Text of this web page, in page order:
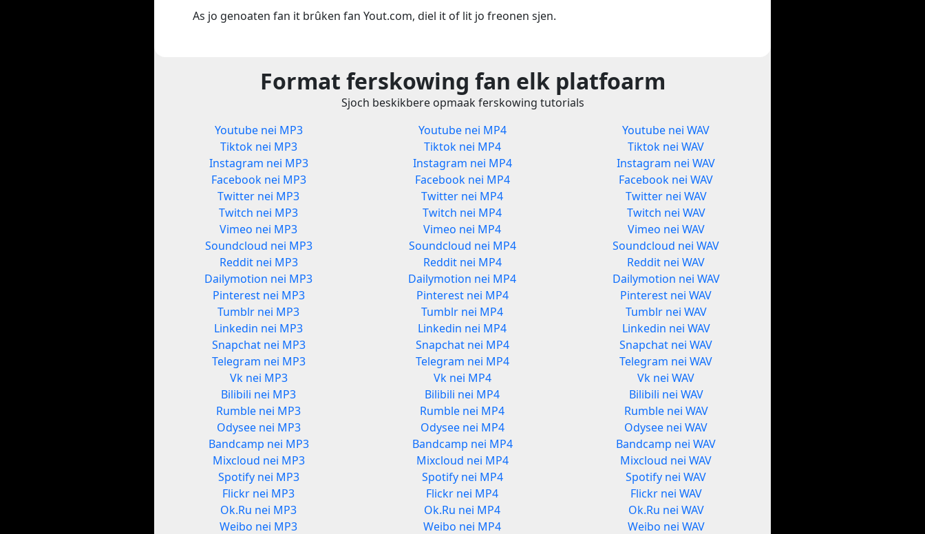
As jo genoaten fan it brûken fan Yout.com, diel it of lit jo freonen sjen.
Format ferskowing fan elk platfoarm
Sjoch beskikbere opmaak ferskowing tutorials
Youtube nei MP3
Tiktok nei MP3
Instagram nei MP3
Facebook nei MP3
Twitter nei MP3
Twitch nei MP3
Vimeo nei MP3
Soundcloud nei MP3
Reddit nei MP3
Dailymotion nei MP3
Pinterest nei MP3
Tumblr nei MP3
Linkedin nei MP3
Snapchat nei MP3
Telegram nei MP3
Vk nei MP3
Bilibili nei MP3
Rumble nei MP3
Odysee nei MP3
Bandcamp nei MP3
Mixcloud nei MP3
Spotify nei MP3
Flickr nei MP3
Ok.Ru nei MP3
Weibo nei MP3
Youtube nei MP4
Tiktok nei MP4
Instagram nei MP4
Facebook nei MP4
Twitter nei MP4
Twitch nei MP4
Vimeo nei MP4
Soundcloud nei MP4
Reddit nei MP4
Dailymotion nei MP4
Pinterest nei MP4
Tumblr nei MP4
Linkedin nei MP4
Snapchat nei MP4
Telegram nei MP4
Vk nei MP4
Bilibili nei MP4
Rumble nei MP4
Odysee nei MP4
Bandcamp nei MP4
Mixcloud nei MP4
Spotify nei MP4
Flickr nei MP4
Ok.Ru nei MP4
Weibo nei MP4
Youtube nei WAV
Tiktok nei WAV
Instagram nei WAV
Facebook nei WAV
Twitter nei WAV
Twitch nei WAV
Vimeo nei WAV
Soundcloud nei WAV
Reddit nei WAV
Dailymotion nei WAV
Pinterest nei WAV
Tumblr nei WAV
Linkedin nei WAV
Snapchat nei WAV
Telegram nei WAV
Vk nei WAV
Bilibili nei WAV
Rumble nei WAV
Odysee nei WAV
Bandcamp nei WAV
Mixcloud nei WAV
Spotify nei WAV
Flickr nei WAV
Ok.Ru nei WAV
Weibo nei WAV